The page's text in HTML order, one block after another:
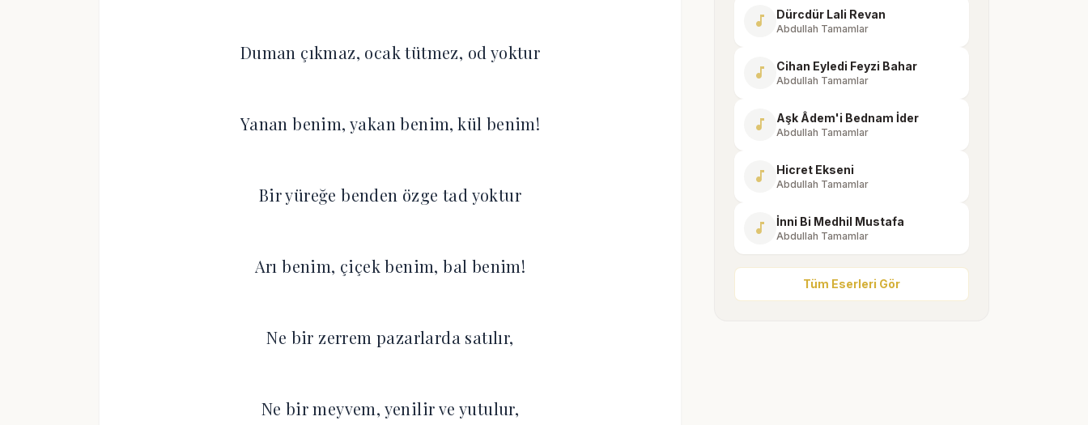
Duman çıkmaz, ocak tütmez, od yoktur
Yanan benim, yakan benim, kül benim!
Bir yüreğe benden özge tad yoktur
Arı benim, çiçek benim, bal benim!
Ne bir zerrem pazarlarda satılır,
Ne bir meyvem, yenilir ve yutulur,
music_note Dürcdür Lali Revan
Abdullah Tamamlar
music_note Cihan Eyledi Feyzi Bahar
Abdullah Tamamlar
music_note Aşk Âdem'i Bednam İder
Abdullah Tamamlar
music_note Hicret Ekseni
Abdullah Tamamlar
music_note İnni Bi Medhil Mustafa
Abdullah Tamamlar
Tüm Eserleri Gör